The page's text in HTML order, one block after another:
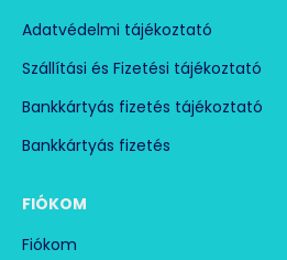
Adatvédelmi tájékoztató
Szállítási és Fizetési tájékoztató
Bankkártyás fizetés tájékoztató
Bankkártyás fizetés
FIÓKOM
Fiókom